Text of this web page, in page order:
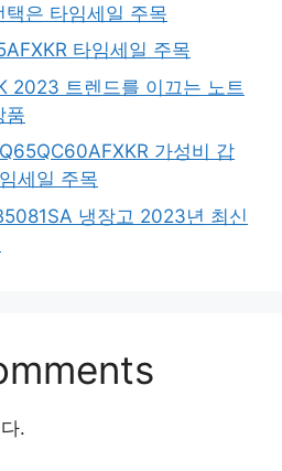
은 타임세일 주목
타임세일 주목
2023 트렌드를 이끄는 노트
품
가성비 갑
세일 주목
냉장고 2023년 최신
.